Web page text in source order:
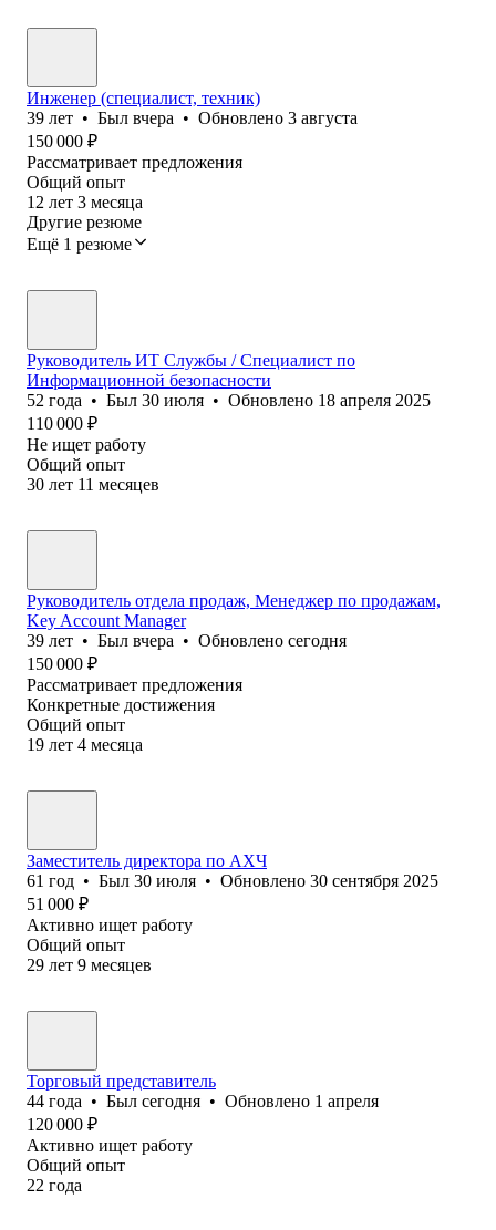
Инженер (специалист, техник)
39 лет • Был вчера • Обновлено 3 августа
150 000 ₽
Рассматривает предложения
Общий опыт
12 лет 3 месяца
Другие резюме
Ещё 1 резюме
Руководитель ИТ Службы / Специалист по
Информационной безопасности
52 года • Был 30 июля • Обновлено 18 апреля 2025
110 000 ₽
Не ищет работу
Общий опыт
30 лет 11 месяцев
Руководитель отдела продаж, Менеджер по продажам,
Key Account Manager
39 лет • Был вчера • Обновлено сегодня
150 000 ₽
Рассматривает предложения
Конкретные достижения
Общий опыт
19 лет 4 месяца
Заместитель директора по АХЧ
61 год • Был 30 июля • Обновлено 30 сентября 2025
51 000 ₽
Активно ищет работу
Общий опыт
29 лет 9 месяцев
Торговый представитель
44 года • Был сегодня • Обновлено 1 апреля
120 000 ₽
Активно ищет работу
Общий опыт
22 года